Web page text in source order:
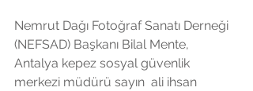
Nemrut Dağı Fotoğraf Sanatı Derneği
(NEFSAD) Başkanı Bilal Mente,
Antalya kepez sosyal güvenlik
merkezi müdürü sayın  ali ihsan